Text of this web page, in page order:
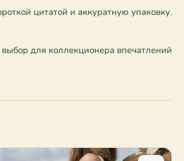
цитатой и аккуратную упаковку.
для коллекционера впечатлений